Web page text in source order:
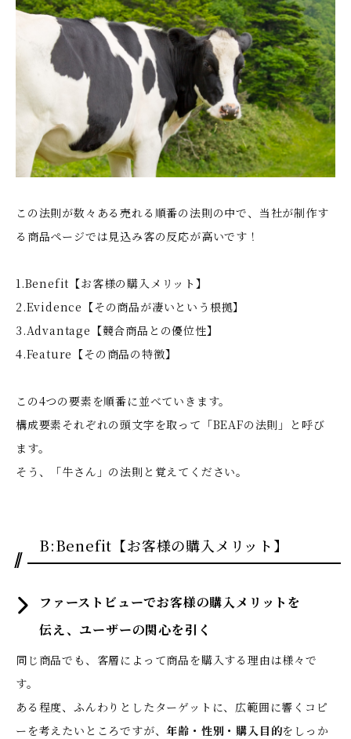
この法則が数々ある売れる順番の法則の中で、当社が制作す
る商品ページでは見込み客の反応が高いです！
1.Benefit【お客様の購入メリット】
2.Evidence【その商品が凄いという根拠】
3.Advantage【競合商品との優位性】
4.Feature【その商品の特徴】
この4つの要素を順番に並べていきます。
構成要素それぞれの頭文字を取って「BEAFの法則」と呼び
ます。
そう、「牛さん」の法則と覚えてください。
B:Benefit【お客様の購入メリット】
ファーストビューでお客様の購入メリットを
伝え、ユーザーの関心を引く
同じ商品でも、客層によって商品を購入する理由は様々で
す。
ある程度、ふんわりとしたターゲットに、広範囲に響くコピ
ーを考えたいところですが、年齢・性別・購入目的をしっか